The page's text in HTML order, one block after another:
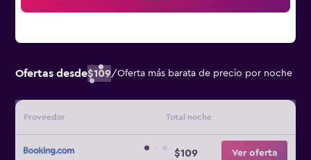
Ofertas desde$109/Oferta más barata de precio por noche
Proveedor Total noche
$109 Ver oferta